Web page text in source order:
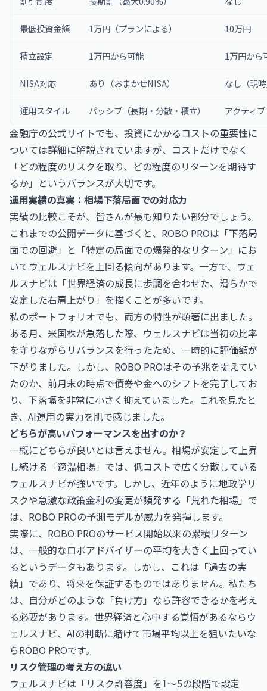
最低投資金額 1万円（プランによる） 10万円
積立設定 1万円から可能 1万円から
NISA対応 あり（おまかせNISA） なし（現
運用スタイル パッシブ（長期・分散・積立） アクティ
金融庁の公式サイトでも、投資にかかるコストの重要性に
ついては詳細に解説されていますが、コストだけでなく
「どの程度のリスクを取り、どの程度のリターンを期待す
るか」というバランスが大切です。
運用実績の真実：相場下落局面での対応力
実績の比較こそが、皆さんが最も知りたい部分でしょう。
これまでの公開データに基づくと、ROBO PROは「下落局
面での回避」と「特定の局面での爆発的なリターン」にお
いてウェルスナビを上回る傾向があります。一方で、ウェ
ルスナビは「世界経済の成長に歩調を合わせた、滑らかで
安定した右肩上がり」を描くことが多いです。
私のポートフォリオでも、両方の特性が顕著に出ました。
ある月、米国株が急落した際、ウェルスナビは当初の比率
を守りながらリバランスを行ったため、一時的に評価額が
下がりました。しかし、ROBO PROはその予兆を捉えてい
たのか、前月末の時点で債券や金へのシフトを完了してお
り、下落幅を非常に小さく抑えていました。これを見たと
き、AI運用の実力を肌で感じました。
どちらが高いパフォーマンスを出すのか？
一概にどちらが良いとは言えません。相場が安定して上昇
し続ける「適温相場」では、低コストで広く分散している
ウェルスナビが強いです。しかし、近年のように地政学リ
スクや急激な政策金利の変更が頻発する「荒れた相場」で
は、ROBO PROの予測モデルが威力を発揮します。
実際に、ROBO PROのサービス開始以来の累積リターン
は、一般的なロボアドバイザーの平均を大きく上回ってい
るというデータもあります。しかし、これは「過去の実
績」であり、将来を保証するものではありません。私たち
は、自分がどのような「負け方」なら許容できるかを考え
る必要があります。世界経済と心中する覚悟があるならウ
ェルスナビ、AIの判断に賭けて市場平均以上を狙いたいな
らROBO PROです。
リスク管理の考え方の違い
ウェルスナビは「リスク許容度」を1〜5の段階で設定